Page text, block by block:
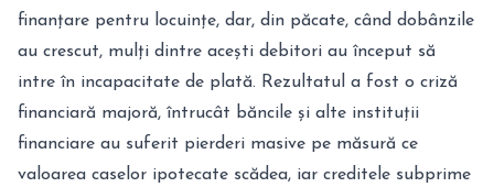
finanțare pentru locuințe, dar, din păcate, când dobânzile
au crescut, mulți dintre acești debitori au început să
intre în incapacitate de plată. Rezultatul a fost o criză
financiară majoră, întrucât băncile și alte instituții
financiare au suferit pierderi masive pe măsură ce
valoarea caselor ipotecate scădea, iar creditele subprime